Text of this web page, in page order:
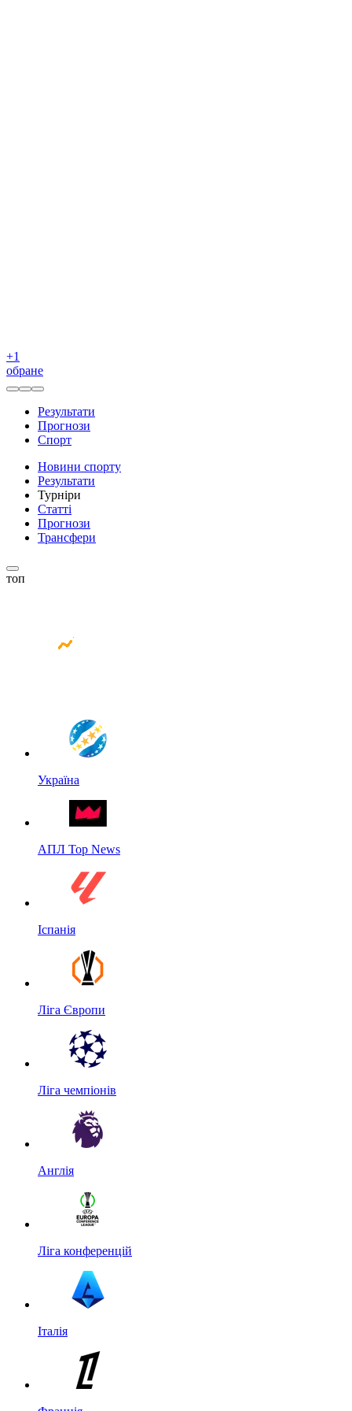
+1
обране
Результати
Прогнози
Спорт
Новини спорту
Результати
Турніри
Статті
Прогнози
Трансфери
топ
Україна
АПЛ Top News
Іспанія
Ліга Європи
Ліга чемпіонів
Англія
Ліга конференцій
Італія